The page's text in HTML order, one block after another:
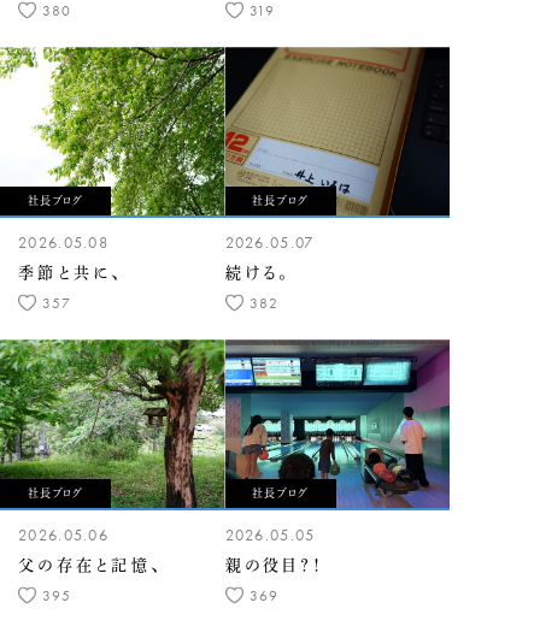
380 319
社長ブログ
2026.05.08
季節と共に、
357
社長ブログ
2026.05.07
続ける。
382
社長ブログ
2026.05.06
父の存在と記憶、
395
社長ブログ
2026.05.05
親の役目？！
369